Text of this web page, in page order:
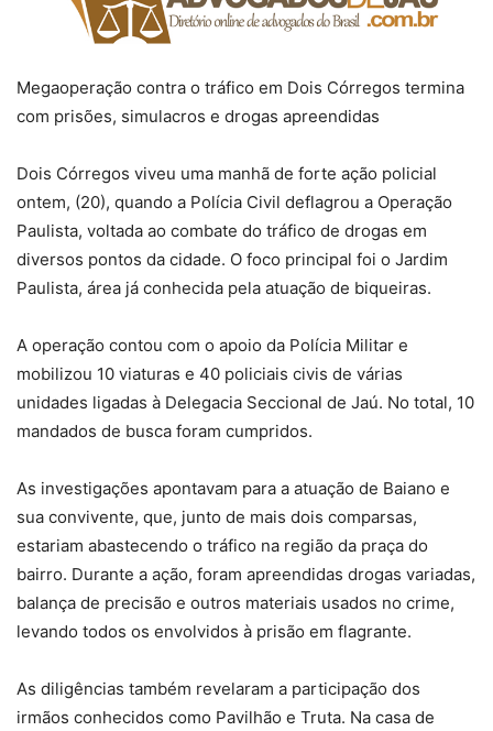
Megaoperação contra o tráfico em Dois Córregos termina
com prisões, simulacros e drogas apreendidas
Dois Córregos viveu uma manhã de forte ação policial
ontem, (20), quando a Polícia Civil deflagrou a Operação
Paulista, voltada ao combate do tráfico de drogas em
diversos pontos da cidade. O foco principal foi o Jardim
Paulista, área já conhecida pela atuação de biqueiras.
A operação contou com o apoio da Polícia Militar e
mobilizou 10 viaturas e 40 policiais civis de várias
unidades ligadas à Delegacia Seccional de Jaú. No total, 10
mandados de busca foram cumpridos.
As investigações apontavam para a atuação de Baiano e
sua convivente, que, junto de mais dois comparsas,
estariam abastecendo o tráfico na região da praça do
bairro. Durante a ação, foram apreendidas drogas variadas,
balança de precisão e outros materiais usados no crime,
levando todos os envolvidos à prisão em flagrante.
As diligências também revelaram a participação dos
irmãos conhecidos como Pavilhão e Truta. Na casa de